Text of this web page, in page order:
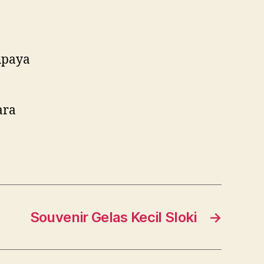
→
Souvenir Gelas Kecil Sloki